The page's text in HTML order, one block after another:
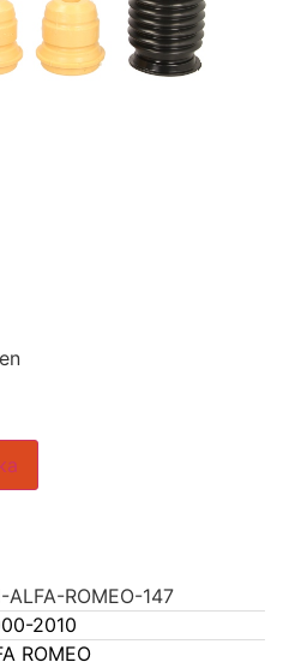
ALFA-ROMEO-147
2010
ROMEO